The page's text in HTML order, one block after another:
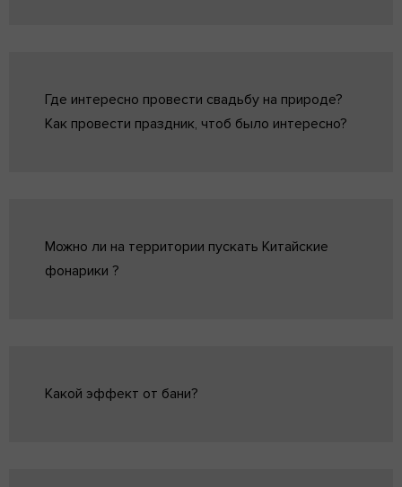
Где интересно провести свадьбу на природе?
Как провести праздник, чтоб было интересно?
Можно ли на территории пускать Китайские
фонарики ?
Какой эффект от бани?